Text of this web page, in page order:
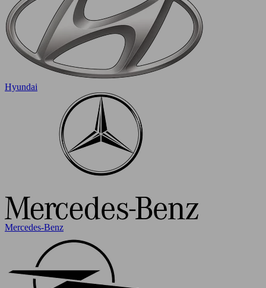
Hyundai
Mercedes-Benz